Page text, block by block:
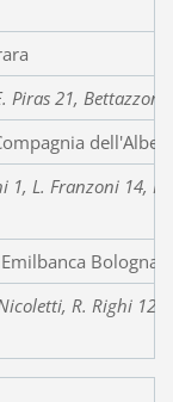
21,
L. Franzoni 14,
Bologna
R. Righi 12,